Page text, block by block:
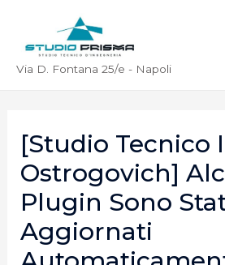
Via D. Fontana 25/e - Napoli
[Studio Tecnico
Ostrogovich]
Plugin Sono
Aggiornati